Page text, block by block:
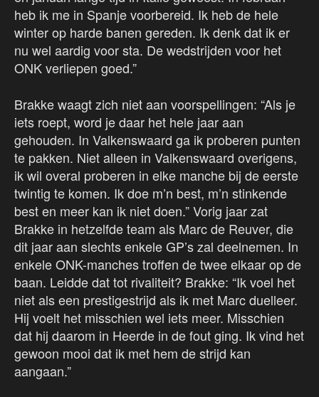
heb ik me in Spanje voorbereid. Ik heb de hele
winter op harde banen gereden. Ik denk dat ik er
nu wel aardig voor sta. De wedstrijden voor het
ONK verliepen goed.”
Brakke waagt zich niet aan voorspellingen: “Als je
iets roept, word je daar het hele jaar aan
gehouden. In Valkenswaard ga ik proberen punten
te pakken. Niet alleen in Valkenswaard overigens,
ik wil overal proberen in elke manche bij de eerste
twintig te komen. Ik doe m’n best, m’n stinkende
best en meer kan ik niet doen.” Vorig jaar zat
Brakke in hetzelfde team als Marc de Reuver, die
dit jaar aan slechts enkele GP’s zal deelnemen. In
enkele ONK-manches troffen de twee elkaar op de
baan. Leidde dat tot rivaliteit? Brakke: “Ik voel het
niet als een prestigestrijd als ik met Marc duelleer.
Hij voelt het misschien wel iets meer. Misschien
dat hij daarom in Heerde in de fout ging. Ik vind het
gewoon mooi dat ik met hem de strijd kan
aangaan.”